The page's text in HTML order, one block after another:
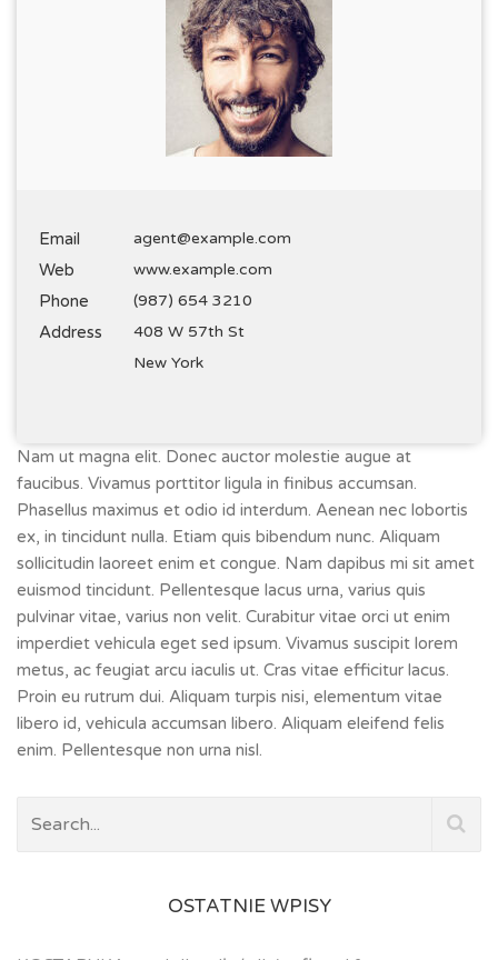
Email agent@example.com
Web www.example.com
Phone (987) 654 3210
Address
408 W 57th St
New York
Nam ut magna elit. Donec auctor molestie augue at
faucibus. Vivamus porttitor ligula in finibus accumsan.
Phasellus maximus et odio id interdum. Aenean nec lobortis
ex, in tincidunt nulla. Etiam quis bibendum nunc. Aliquam
sollicitudin laoreet enim et congue. Nam dapibus mi sit amet
euismod tincidunt. Pellentesque lacus urna, varius quis
pulvinar vitae, varius non velit. Curabitur vitae orci ut enim
imperdiet vehicula eget sed ipsum. Vivamus suscipit lorem
metus, ac feugiat arcu iaculis ut. Cras vitae efficitur lacus.
Proin eu rutrum dui. Aliquam turpis nisi, elementum vitae
libero id, vehicula accumsan libero. Aliquam eleifend felis
enim. Pellentesque non urna nisl.
OSTATNIE WPISY